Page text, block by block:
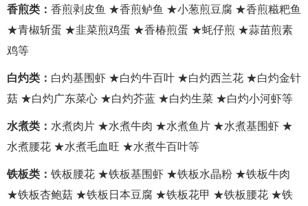
香煎类： 香煎剥皮鱼 ★香煎鲈鱼 ★小葱煎豆腐 ★香煎糍粑鱼
★青椒斩蛋 ★韭菜煎鸡蛋 ★香椿煎蛋 ★蚝仔煎 ★蒜苗煎素
鸡等
白灼类： 白灼基围虾 ★白灼牛百叶 ★白灼西兰花 ★白灼金针
菇 ★白灼广东菜心 ★白灼芥蓝 ★白灼生菜 ★白灼小河虾等
水煮类： 水煮肉片 ★水煮牛肉 ★水煮鱼片 ★水煮基围虾 ★
水煮腰花 ★水煮毛血旺 ★水煮牛百叶等
铁板类： 铁板腰花 ★铁板基围虾 ★铁板水晶粉 ★铁板牛肉
★铁板杏鲍菇 ★铁板日本豆腐 ★铁板花甲 ★铁板腰花 ★铁